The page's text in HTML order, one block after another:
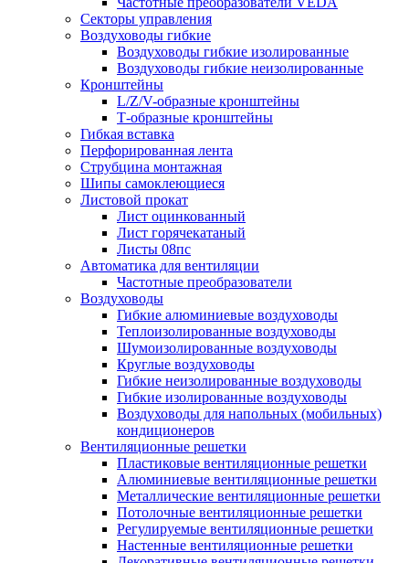
Секторы управления
Воздуховоды гибкие
Воздуховоды гибкие изолированные
Воздуховоды гибкие неизолированные
Кронштейны
L/Z/V-образные кронштейны
Т-образные кронштейны
Гибкая вставка
Перфорированная лента
Струбцина монтажная
Шипы самоклеющиеся
Листовой прокат
Лист оцинкованный
Лист горячекатаный
Листы 08пс
Автоматика для вентиляции
Частотные преобразователи
Воздуховоды
Гибкие алюминиевые воздуховоды
Теплоизолированные воздуховоды
Шумоизолированные воздуховоды
Круглые воздуховоды
Гибкие неизолированные воздуховоды
Гибкие изолированные воздуховоды
Воздуховоды для напольных (мобильных)
кондиционеров
Вентиляционные решетки
Пластиковые вентиляционные решетки
Алюминиевые вентиляционные решетки
Металлические вентиляционные решетки
Потолочные вентиляционные решетки
Регулируемые вентиляционные решетки
Настенные вентиляционные решетки